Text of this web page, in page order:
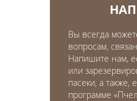
Вы всегда
вопросам,
Напишите нам,
или
пасеки, а
программе